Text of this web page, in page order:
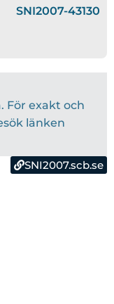
SNI2007-43130
För exakt och
länken
SNI2007.scb.se